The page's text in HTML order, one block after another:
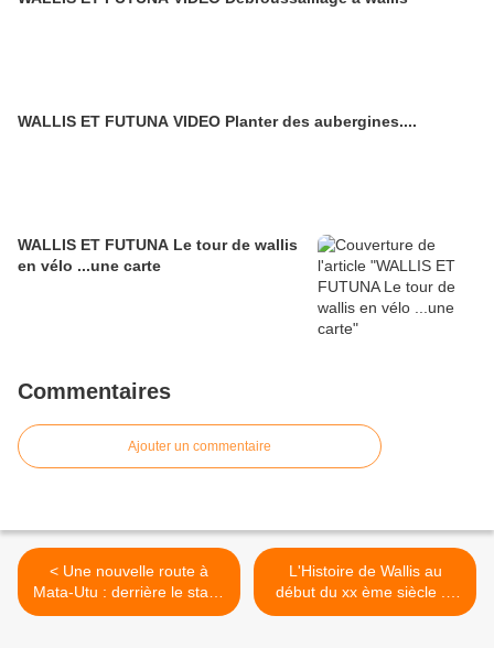
WALLIS ET FUTUNA VIDEO Planter des aubergines....
WALLIS ET FUTUNA Le tour de wallis
en vélo ...une carte
Commentaires
Ajouter un commentaire
< Une nouvelle route à
Mata-Utu : derrière le stade
de foot ...
L'Histoire de Wallis au
début du xx ème siècle ...
quelques lectures >